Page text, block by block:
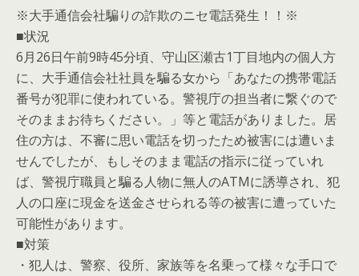
※大手通信会社騙りの詐欺のニセ電話発生！！※
■状況
6月26日午前9時45分頃、守山区瀬古1丁目地内の個人方
に、大手通信会社社員を騙る女から「あなたの携帯電話
番号が犯罪に使われている。警視庁の担当者に繋ぐので
そのままお待ちください。」等と電話がありました。居
住の方は、不審に思い電話を切ったため被害には遭いま
せんでしたが、もしそのまま電話の指示に従っていれ
ば、警視庁職員と騙る人物に無人のATMに誘導され、犯
人の口座に現金を送金させられる等の被害に遭っていた
可能性があります。
■対策
・犯人は、警察、役所、家族等を名乗って様々な手口で